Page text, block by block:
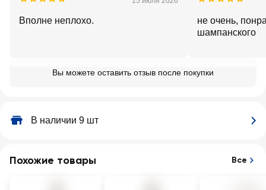
Вполне неплохо.
не очень,
шампанского
Вы можете оставить отзыв после покупки
В наличии 9 шт
Похожие товары Все